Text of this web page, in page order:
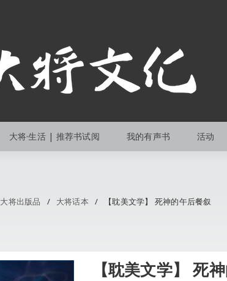
大将·生活 | 推荐书试阅 我的有声书 活动
大将出版品 / 大将话本 / 【耽美文学】 死神的午后餐叙
【耽美文学】 死